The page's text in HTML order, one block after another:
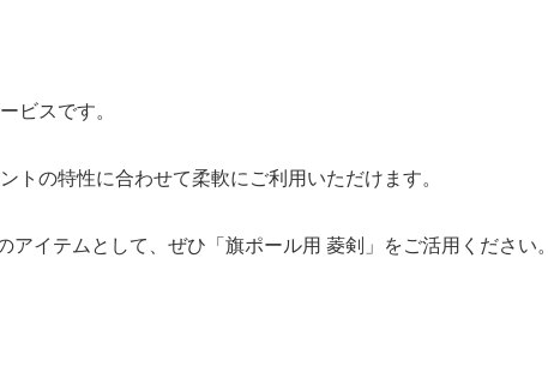
ビスです。
トの特性に合わせて柔軟にご利用いただけます。
アイテムとして、ぜひ「旗ポール用 菱剣」をご活用ください。